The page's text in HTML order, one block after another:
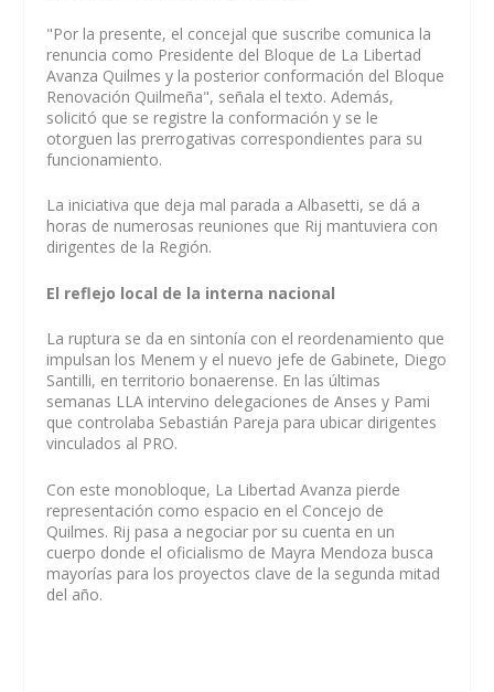
"Por la presente, el concejal que suscribe comunica la
renuncia como Presidente del Bloque de La Libertad
Avanza Quilmes y la posterior conformación del Bloque
Renovación Quilmeña", señala el texto. Además,
solicitó que se registre la conformación y se le
otorguen las prerrogativas correspondientes para su
funcionamiento.
La iniciativa que deja mal parada a Albasetti, se dá a
horas de numerosas reuniones que Rij mantuviera con
dirigentes de la Región.
El reflejo local de la interna nacional
La ruptura se da en sintonía con el reordenamiento que
impulsan los Menem y el nuevo jefe de Gabinete, Diego
Santilli, en territorio bonaerense. En las últimas
semanas LLA intervino delegaciones de Anses y Pami
que controlaba Sebastián Pareja para ubicar dirigentes
vinculados al PRO.
Con este monobloque, La Libertad Avanza pierde
representación como espacio en el Concejo de
Quilmes. Rij pasa a negociar por su cuenta en un
cuerpo donde el oficialismo de Mayra Mendoza busca
mayorías para los proyectos clave de la segunda mitad
del año.